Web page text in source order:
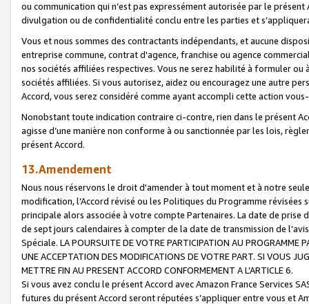
ou communication qui n’est pas expressément autorisée par le
divulgation ou de confidentialité conclu entre les parties et
Vous et nous sommes des contractants indépendants, et aucune
entreprise commune, contrat d'agence, franchise ou agence
nos sociétés affiliées respectives. Vous ne serez habilité à formuler
sociétés affiliées. Si vous autorisez, aidez ou encouragez une autre
Accord, vous serez considéré comme ayant accompli cette action
Nonobstant toute indication contraire ci-contre, rien dans le présent
agisse d’une manière non conforme à ou sanctionnée par les lois,
présent Accord.
13.Amendement
Nous nous réservons le droit d'amender à tout moment et à notre
modification, l’Accord révisé ou les Politiques du Programme
principale alors associée à votre compte Partenaires. La date de
de sept jours calendaires à compter de la date de transmission de
Spéciale. LA POURSUITE DE VOTRE PARTICIPATION AU PROGRAMME
UNE ACCEPTATION DES MODIFICATIONS DE VOTRE PART. SI VOUS
METTRE FIN AU PRESENT ACCORD CONFORMEMENT A L’ARTICLE 6.
Si vous avez conclu le présent Accord avec Amazon France Services
futures du présent Accord seront réputées s’appliquer entre vous et